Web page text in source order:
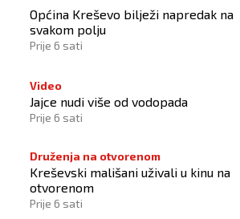
Općina Kreševo bilježi napredak na
svakom polju
Prije 6 sati
Video
Jajce nudi više od vodopada
Prije 6 sati
Druženja na otvorenom
Kreševski mališani uživali u kinu na
otvorenom
Prije 6 sati